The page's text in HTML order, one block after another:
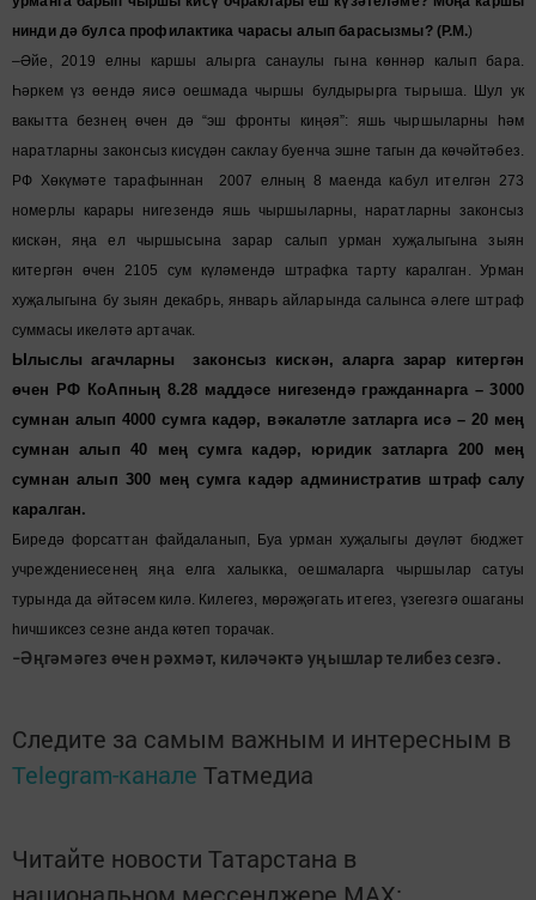
нинди дә булса профилактика чарасы алып барасызмы? (Р.М.)
–Әйе, 2019 елны каршы алырга санаулы гына көннәр калып бара.
Һәркем үз өендә яисә оешмада чыршы булдырырга тырыша. Шул ук
вакытта безнең өчен дә “эш фронты киңәя”: яшь чыршыларны һәм
наратларны законсыз кисүдән саклау буенча эшне тагын да көчәйтәбез.
РФ Хөкүмәте тарафыннан 2007 елның 8 маенда кабул ителгән 273
номерлы карары нигезендә яшь чыршыларны, наратларны законсыз
кискән, яңа ел чыршысына зарар салып урман хуҗалыгына зыян
китергән өчен 2105 сум күләмендә штрафка тарту каралган. Урман
хуҗалыгына бу зыян декабрь, январь айларында салынса әлеге штраф
суммасы икеләтә артачак.
Ылыслы агачларны законсыз кискән, аларга зарар китергән
өчен РФ КоАпның 8.28 маддәсе нигезендә гражданнарга – 3000
сумнан алып 4000 сумга кадәр, вәкаләтле затларга исә – 20 мең
сумнан алып 40 мең сумга кадәр, юридик затларга 200 мең
сумнан алып 300 мең сумга кадәр административ штраф салу
каралган.
Биредә форсаттан файдаланып, Буа урман хуҗалыгы дәүләт бюджет
учреждениесенең яңа елга халыкка, оешмаларга чыршылар сатуы
турында да әйтәсем килә. Килегез, мөрәҗәгать итегез, үзегезгә ошаганы
һичшиксез сезне анда көтеп торачак.
–Әңгәмәгез өчен рәхмәт, киләчәктә уңышлар телибез сезгә.
Следите за самым важным и интересным в
Telegram-канале Татмедиа
Читайте новости Татарстана в